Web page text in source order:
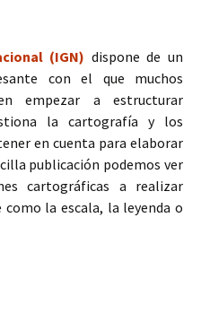
(IGN) dispone de un
con el que muchos
empezar a estructurar
la cartografía y los
en cuenta para elaborar
publicación podemos ver
cartográficas a realizar
la escala, la leyenda o
para elaborar un